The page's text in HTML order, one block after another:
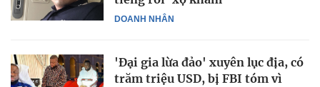
DOANH NHÂN
'Đại gia lừa đảo' xuyên lục địa, có
trăm triệu USD, bị FBI tóm vì